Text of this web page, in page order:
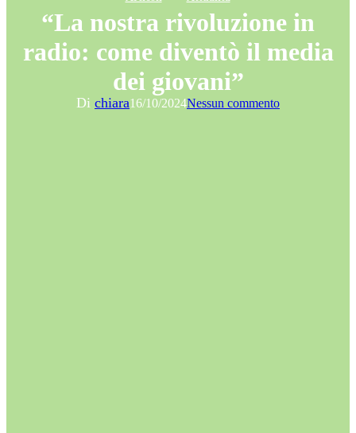
“La nostra rivoluzione in
radio: come diventò il media
dei giovani”
Di chiara16/10/2024Nessun commento